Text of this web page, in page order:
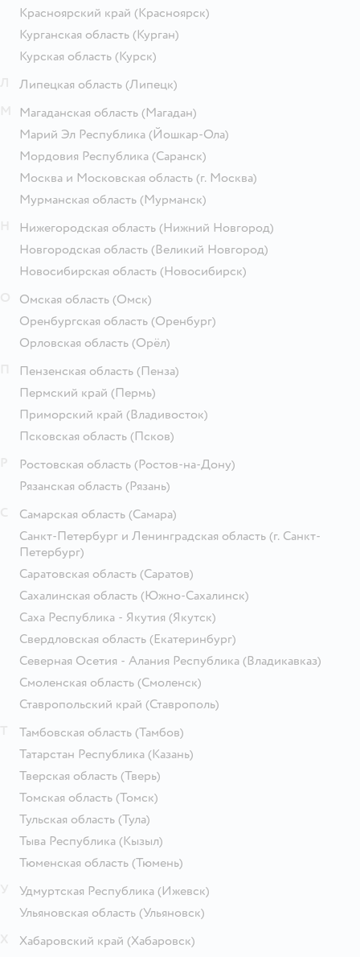
Красноярский край (Красноярск)
Курганская область (Курган)
Курская область (Курск)
Липецкая область (Липецк)
Магаданская область (Магадан)
Марий Эл Республика (Йошкар-Ола)
Мордовия Республика (Саранск)
Москва и Московская область (г. Москва)
Мурманская область (Мурманск)
Нижегородская область (Нижний Новгород)
Новгородская область (Великий Новгород)
Новосибирская область (Новосибирск)
Омская область (Омск)
Оренбургская область (Оренбург)
Орловская область (Орёл)
Пензенская область (Пенза)
Пермский край (Пермь)
Приморский край (Владивосток)
Псковская область (Псков)
Ростовская область (Ростов-на-Дону)
Рязанская область (Рязань)
Самарская область (Самара)
Санкт-Петербург и Ленинградская область (г. Санкт-
Петербург)
Саратовская область (Саратов)
Сахалинская область (Южно-Сахалинск)
Саха Республика - Якутия (Якутск)
Свердловская область (Екатеринбург)
Северная Осетия - Алания Республика (Владикавказ)
Смоленская область (Смоленск)
Ставропольский край (Ставрополь)
Тамбовская область (Тамбов)
Татарстан Республика (Казань)
Тверская область (Тверь)
Томская область (Томск)
Тульская область (Тула)
Тыва Республика (Кызыл)
Тюменская область (Тюмень)
Удмуртская Республика (Ижевск)
Ульяновская область (Ульяновск)
Хабаровский край (Хабаровск)